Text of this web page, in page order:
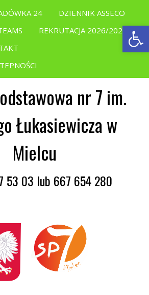
24
DZIENNIK ASSECO
REKRUTACJA 2026/2027
nr 7 im.
Łukasiewicza w
Mielcu
53 03 lub 667 654 280